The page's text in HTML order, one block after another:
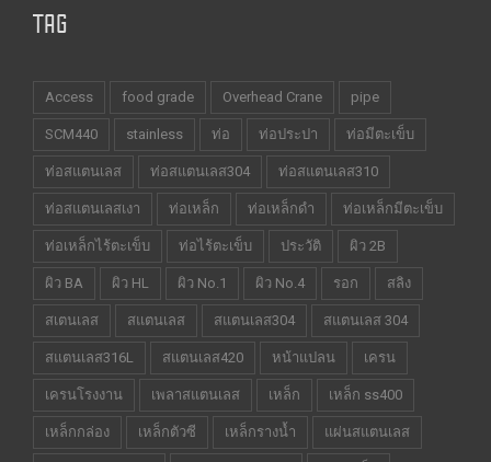
TAG
Access food grade Overhead Crane pipe
SCM440 stainless ท่อ ท่อประปา ท่อมีตะเข็บ
ท่อสแตนเลส ท่อสแตนเลส304 ท่อสแตนเลส310
ท่อสแตนเลสเงา ท่อเหล็ก ท่อเหล็กดำ ท่อเหล็กมีตะเข็บ
ท่อเหล็กไร้ตะเข็บ ท่อไร้ตะเข็บ ประวัติ ผิว 2B
ผิว BA ผิว HL ผิว No.1 ผิว No.4 รอก สลิง
สเตนเลส สแตนเลส สแตนเลส304 สแตนเลส 304
สแตนเลส316L สแตนเลส420 หน้าแปลน เครน
เครนโรงงาน เพลาสแตนเลส เหล็ก เหล็ก ss400
เหล็กกล่อง เหล็กตัวซี เหล็กรางน้ำ แผ่นสแตนเลส